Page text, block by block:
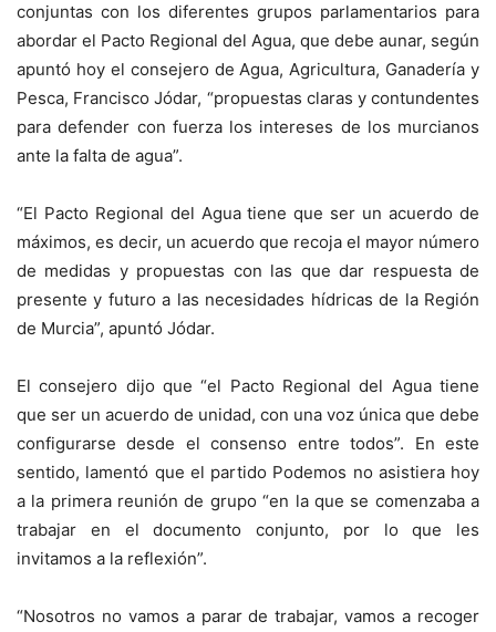
conjuntas con los diferentes grupos parlamentarios para
abordar el Pacto Regional del Agua, que debe aunar, según
apuntó hoy el consejero de Agua, Agricultura, Ganadería y
Pesca, Francisco Jódar, “propuestas claras y contundentes
para defender con fuerza los intereses de los murcianos
ante la falta de agua”.
“El Pacto Regional del Agua tiene que ser un acuerdo de
máximos, es decir, un acuerdo que recoja el mayor número
de medidas y propuestas con las que dar respuesta de
presente y futuro a las necesidades hídricas de la Región
de Murcia”, apuntó Jódar.
El consejero dijo que “el Pacto Regional del Agua tiene
que ser un acuerdo de unidad, con una voz única que debe
configurarse desde el consenso entre todos”. En este
sentido, lamentó que el partido Podemos no asistiera hoy
a la primera reunión de grupo “en la que se comenzaba a
trabajar en el documento conjunto, por lo que les
invitamos a la reflexión”.
“Nosotros no vamos a parar de trabajar, vamos a recoger